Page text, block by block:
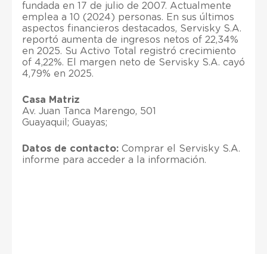
fundada en 17 de julio de 2007. Actualmente
emplea a 10 (2024) personas. En sus últimos
aspectos financieros destacados, Servisky S.A.
reportó aumenta de ingresos netos of 22,34%
en 2025. Su Activo Total registró crecimiento
of 4,22%. El margen neto de Servisky S.A. cayó
4,79% en 2025.
Casa Matriz
Av. Juan Tanca Marengo, 501
Guayaquil; Guayas;
Datos de contacto: Comprar el Servisky S.A.
informe para acceder a la información.